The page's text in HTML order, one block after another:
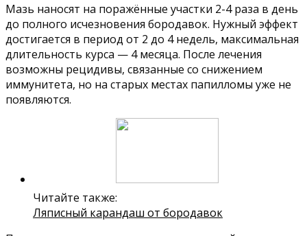
Мазь наносят на поражённые участки 2-4 раза в день
до полного исчезновения бородавок. Нужный эффект
достигается в период от 2 до 4 недель, максимальная
длительность курса — 4 месяца. После лечения
возможны рецидивы, связанные со снижением
иммунитета, но на старых местах папилломы уже не
появляются.
Читайте также:
Ляписный карандаш от бородавок